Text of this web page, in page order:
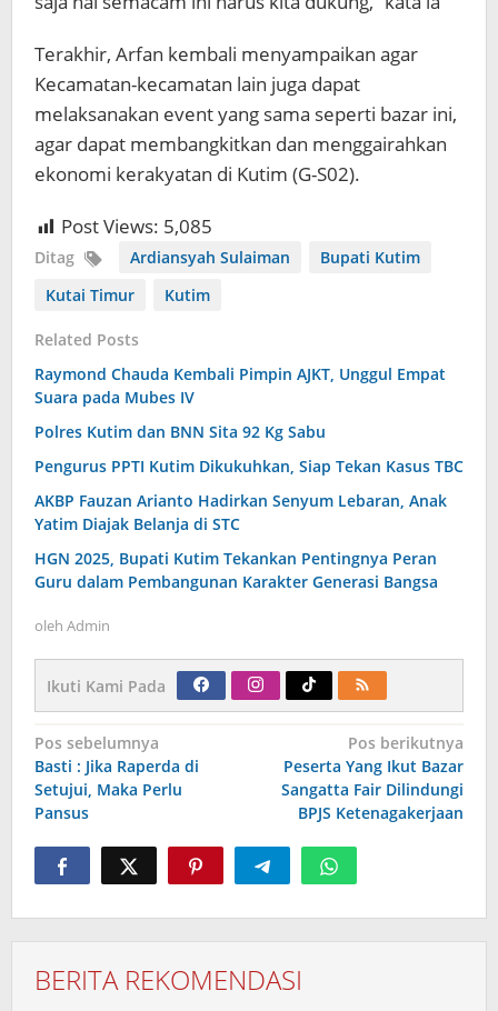
Terakhir, Arfan kembali menyampaikan agar
Kecamatan-kecamatan lain juga dapat
melaksanakan event yang sama seperti bazar ini,
agar dapat membangkitkan dan menggairahkan
ekonomi kerakyatan di Kutim (G-S02).
Post Views: 5,085
Ditag Ardiansyah Sulaiman
Bupati Kutim
Kutai Timur
Kutim
Related Posts
Raymond Chauda Kembali Pimpin AJKT, Unggul Empat
Suara pada Mubes IV
Polres Kutim dan BNN Sita 92 Kg Sabu
Pengurus PPTI Kutim Dikukuhkan, Siap Tekan Kasus TBC
AKBP Fauzan Arianto Hadirkan Senyum Lebaran, Anak
Yatim Diajak Belanja di STC
HGN 2025, Bupati Kutim Tekankan Pentingnya Peran
Guru dalam Pembangunan Karakter Generasi Bangsa
oleh Admin
Ikuti Kami Pada
Navigasi
pos
Pos sebelumnya
Basti : Jika Raperda di
Setujui, Maka Perlu
Pansus
Pos berikutnya
Peserta Yang Ikut Bazar
Sangatta Fair Dilindungi
BPJS Ketenagakerjaan
BERITA REKOMENDASI